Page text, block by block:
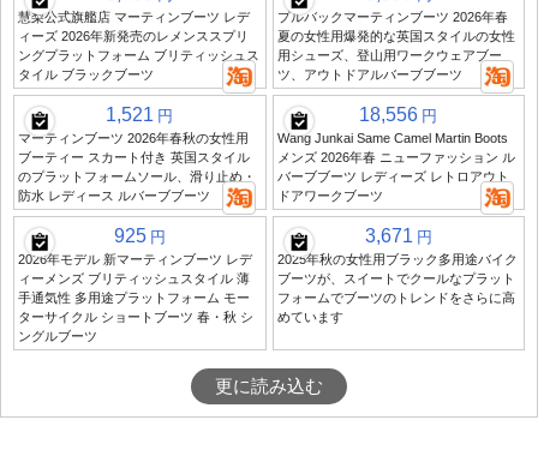
慧梨公式旗艦店 マーティンブーツ レデ
ィーズ 2026年新発売のレメンススプリ
ングプラットフォーム ブリティッシュス
タイル ブラックブーツ
プルバックマーティンブーツ 2026年春
夏の女性用爆発的な英国スタイルの女性
用シューズ、登山用ワークウェアブー
ツ、アウトドアルバーブブーツ
1,521 円
マーティンブーツ 2026年春秋の女性用
ブーティー スカート付き 英国スタイル
のプラットフォームソール、滑り止め・
防水 レディース ルバーブブーツ
18,556 円
Wang Junkai Same Camel Martin Boots
メンズ 2026年春 ニューファッション ル
バーブブーツ レディーズ レトロアウト
ドアワークブーツ
925 円
2026年モデル 新マーティンブーツ レデ
ィーメンズ ブリティッシュスタイル 薄
手通気性 多用途プラットフォーム モー
ターサイクル ショートブーツ 春・秋 シ
ングルブーツ
3,671 円
2025年秋の女性用ブラック多用途バイク
ブーツが、スイートでクールなプラット
フォームでブーツのトレンドをさらに高
めています
更に読み込む